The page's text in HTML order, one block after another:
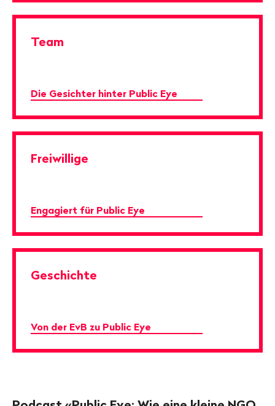
Team
Die Gesichter hinter Public Eye
Freiwillige
Engagiert für Public Eye
Geschichte
Von der EvB zu Public Eye